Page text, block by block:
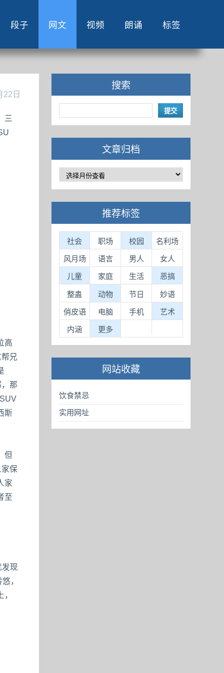
段子 网文 视频 朗诵 标签
22日
三
高
兄
那
斯
但
保
家
至
现
，
搜索
文章归档
推荐标签
社会 职场 校园 名利场
风月场 语言 男人 女人
儿童 家庭 生活 恶搞
整蛊 动物 节日 妙语
俏皮语 电脑 手机 艺术
内涵 更多
网站收藏
饮食禁忌
实用网址